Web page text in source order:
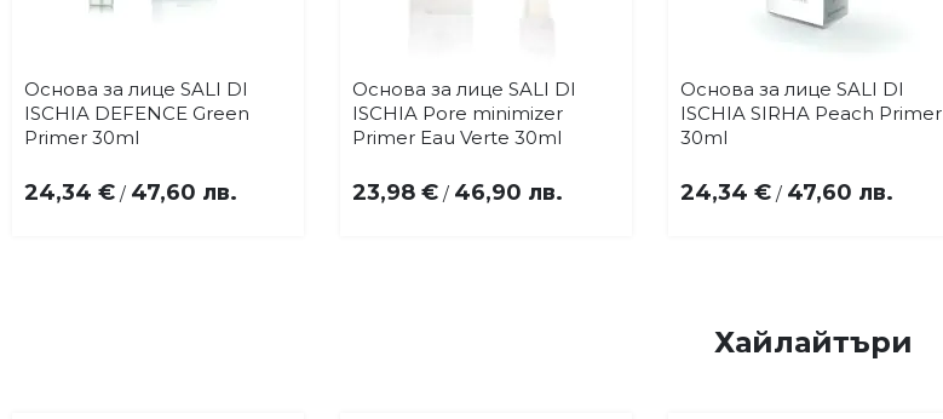
Добави
в
Купи
Основа за лице SALI DI
ISCHIA DEFENCE Green
Primer 30ml
24,34 € / 47,60 лв.
Добави
в
любими
Купи
Основа за лице SALI DI
ISCHIA Pore minimizer
Primer Eau Verte 30ml
23,98 € / 46,90 лв.
Добави
в
Купи
Основа за лице SALI DI
ISCHIA SIRHA Peach Primer
30ml
24,34 € / 47,60 лв.
Хайлайтъри